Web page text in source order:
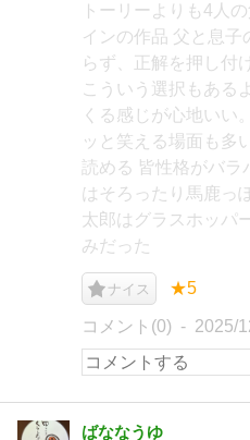
トーリーよりも4人
インの作品 父と息子
らず、正解を押し付
こういう選択もある
くる感じが心地いい
ッと笑える場面も多
読める 皆性格がバラ
はそろったり馬鹿っ
太郎はグラスホッパ
みだった
ナイス ★5
コメント(0) 2025/
ばななうゆ